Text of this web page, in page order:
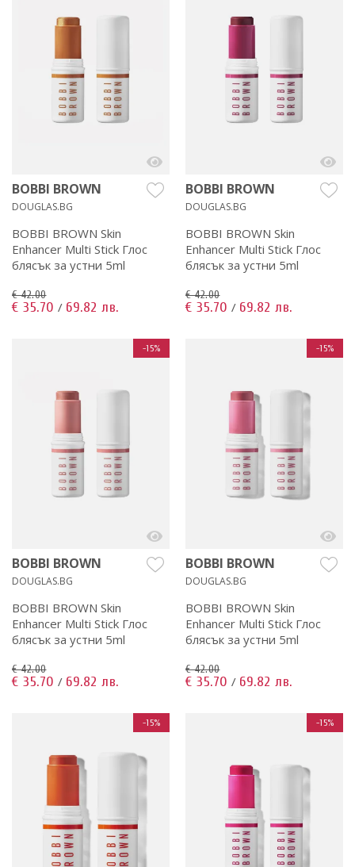
BOBBI BROWN
DOUGLAS.BG
BOBBI BROWN Skin
Enhancer Multi Stick Глос
блясък за устни 5ml
€ 42.00
€ 35.70 / 69.82 лв.
BOBBI BROWN
DOUGLAS.BG
BOBBI BROWN Skin
Enhancer Multi Stick Глос
блясък за устни 5ml
€ 42.00
€ 35.70 / 69.82 лв.
-15%
BOBBI BROWN
DOUGLAS.BG
BOBBI BROWN Skin
Enhancer Multi Stick Глос
блясък за устни 5ml
€ 42.00
€ 35.70 / 69.82 лв.
-15%
BOBBI BROWN
DOUGLAS.BG
BOBBI BROWN Skin
Enhancer Multi Stick Глос
блясък за устни 5ml
€ 42.00
€ 35.70 / 69.82 лв.
-15% -15%